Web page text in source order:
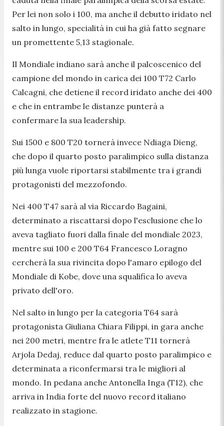
Per lei non solo i 100, ma anche il debutto iridato nel
salto in lungo, specialità in cui ha già fatto segnare
un promettente 5,13 stagionale.
Il Mondiale indiano sarà anche il palcoscenico del
campione del mondo in carica dei 100 T72 Carlo
Calcagni, che detiene il record iridato anche dei 400
e che in entrambe le distanze punterà a
confermare la sua leadership.
Sui 1500 e 800 T20 tornerà invece Ndiaga Dieng,
che dopo il quarto posto paralimpico sulla distanza
più lunga vuole riportarsi stabilmente tra i grandi
protagonisti del mezzofondo.
Nei 400 T47 sarà al via Riccardo Bagaini,
determinato a riscattarsi dopo l'esclusione che lo
aveva tagliato fuori dalla finale del mondiale 2023,
mentre sui 100 e 200 T64 Francesco Loragno
cercherà la sua rivincita dopo l'amaro epilogo del
Mondiale di Kobe, dove una squalifica lo aveva
privato dell'oro.
Nel salto in lungo per la categoria T64 sarà
protagonista Giuliana Chiara Filippi, in gara anche
nei 200 metri, mentre fra le atlete T11 tornerà
Arjola Dedaj, reduce dal quarto posto paralimpico e
determinata a riconfermarsi tra le migliori al
mondo. In pedana anche Antonella Inga (T12), che
arriva in India forte del nuovo record italiano
realizzato in stagione.